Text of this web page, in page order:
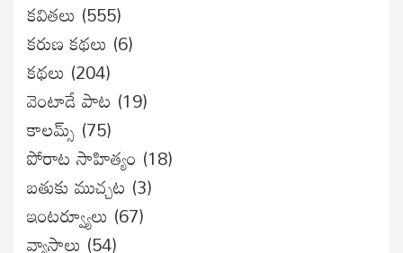
కవితలు (555)
కరుణ కథలు (6)
కథలు (204)
వెంటాడే పాట (19)
కాలమ్స్ (75)
పోరాట సాహిత్యం (18)
బతుకు ముచ్చట (3)
ఇంటర్వ్యూలు (67)
వ్యాసాలు (54)